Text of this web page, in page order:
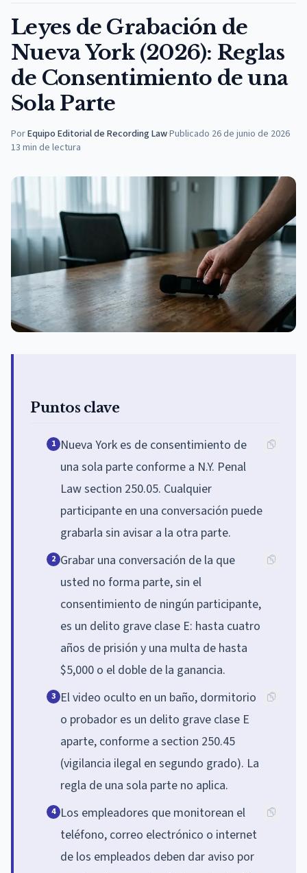
Leyes de Grabación de
Nueva York (2026): Reglas
de Consentimiento de una
Sola Parte
PorEquipo Editorial de Recording Law·Publicado 26 de junio de 2026
13 min de lectura
Puntos clave
1 Nueva York es de consentimiento de
una sola parte conforme a N.Y. Penal
Law section 250.05. Cualquier
participante en una conversación puede
grabarla sin avisar a la otra parte.
2 Grabar una conversación de la que
usted no forma parte, sin el
consentimiento de ningún participante,
es un delito grave clase E: hasta cuatro
años de prisión y una multa de hasta
$5,000 o el doble de la ganancia.
3 El video oculto en un baño, dormitorio
o probador es un delito grave clase E
aparte, conforme a section 250.45
(vigilancia ilegal en segundo grado). La
regla de una sola parte no aplica.
4 Los empleadores que monitorean el
teléfono, correo electrónico o internet
de los empleados deben dar aviso por